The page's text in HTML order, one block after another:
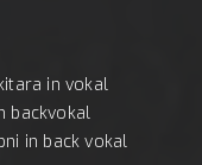
in vokal
backvokal
in back vokal